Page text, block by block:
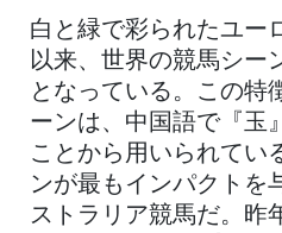
白と緑で彩られたユー
以来、世界の競馬シー
となっている。この特
ーンは、中国語で『玉
ことから用いられてい
ンが最もインパクトを
ストラリア競馬だ。昨